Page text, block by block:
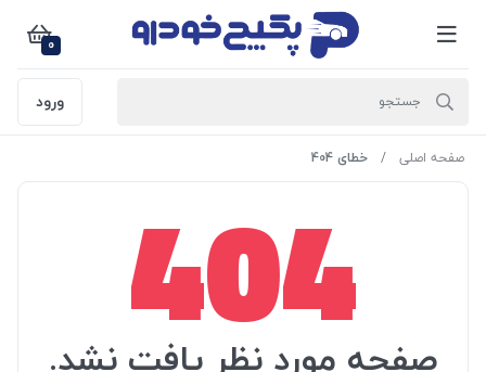
0
ورود
صفحه اصلی خطای 404
404
صفحه مورد نظر یافت نشد.